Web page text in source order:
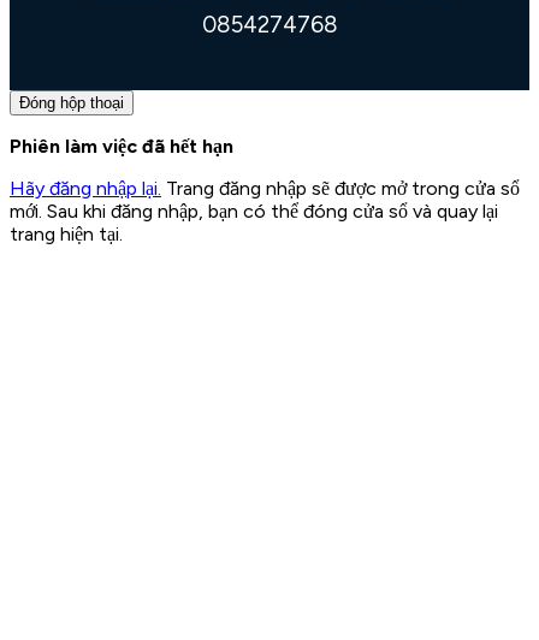
0854274768
Đóng hộp thoại
Phiên làm việc đã hết hạn
Hãy đăng nhập lại. Trang đăng nhập sẽ được mở trong cửa sổ
mới. Sau khi đăng nhập, bạn có thể đóng cửa sổ và quay lại
trang hiện tại.